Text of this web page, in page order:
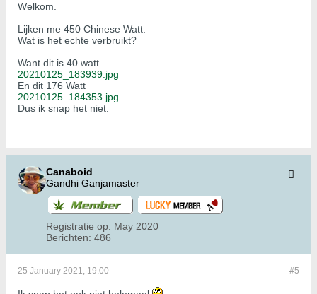
Welkom.
Lijken me 450 Chinese Watt.
Wat is het echte verbruikt?
Want dit is 40 watt
20210125_183939.jpg
En dit 176 Watt
20210125_184353.jpg
Dus ik snap het niet.
Canaboid
Gandhi Ganjamaster
Registratie op: May 2020
Berichten: 486
#5
25 January 2021, 19:00